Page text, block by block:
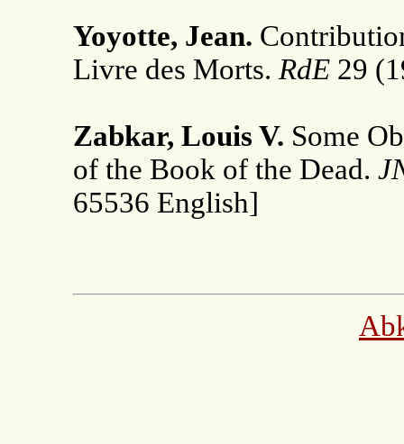
Yoyotte, Jean.
Livre des Morts. RdE29
Zabkar, Louis V. Some
of the Book of the Dead.
65536 English]